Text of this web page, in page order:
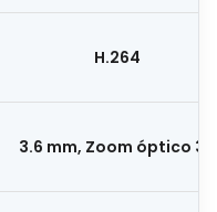
H.264
3.6 mm, Zoom óptico 3X